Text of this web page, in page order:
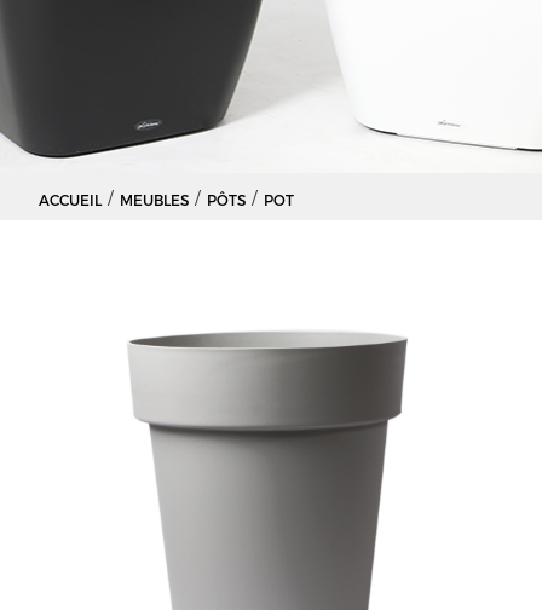
ACCUEIL / MEUBLES / PÔTS / POT